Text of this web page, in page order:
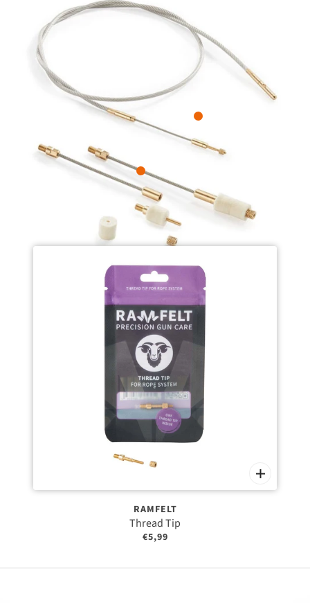
Thread Tip
Flex Tip
RAMFELT
Thread Tip
€5,99